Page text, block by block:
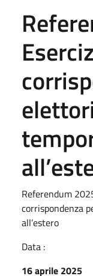
elettori
Referendum
corrispondenza
all’estero
Data :
16 aprile 2025